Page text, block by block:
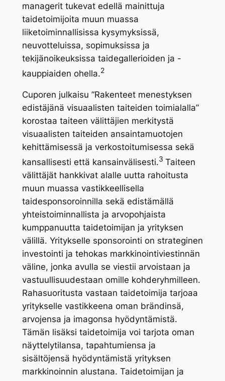
managerit tukevat edellä mainittuja
taidetoimijoita muun muassa
liiketoiminnallisissa kysymyksissä,
neuvotteluissa, sopimuksissa ja
tekijänoikeuksissa taidegallerioiden ja -
kauppiaiden ohella.2
Cuporen julkaisu ”Rakenteet menestyksen
edistäjänä visuaalisten taiteiden toimialalla”
korostaa taiteen välittäjien merkitystä
visuaalisten taiteiden ansaintamuotojen
kehittämisessä ja verkostoitumisessa sekä
kansallisesti että kansainvälisesti.3 Taiteen
välittäjät hankkivat alalle uutta rahoitusta
muun muassa vastikkeellisella
taidesponsoroinnilla sekä edistämällä
yhteistoiminnallista ja arvopohjaista
kumppanuutta taidetoimijan ja yrityksen
välillä. Yritykselle sponsorointi on strateginen
investointi ja tehokas markkinointiviestinnän
väline, jonka avulla se viestii arvoistaan ja
vastuullisuudestaan omille kohderyhmilleen.
Rahasuoritusta vastaan taidetoimija tarjoaa
yritykselle vastikkeena oman brändinsä,
arvojensa ja imagonsa hyödyntämistä.
Tämän lisäksi taidetoimija voi tarjota oman
näyttelytilansa, tapahtumiensa ja
sisältöjensä hyödyntämistä yrityksen
markkinoinnin alustana. Taidetoimijan ja